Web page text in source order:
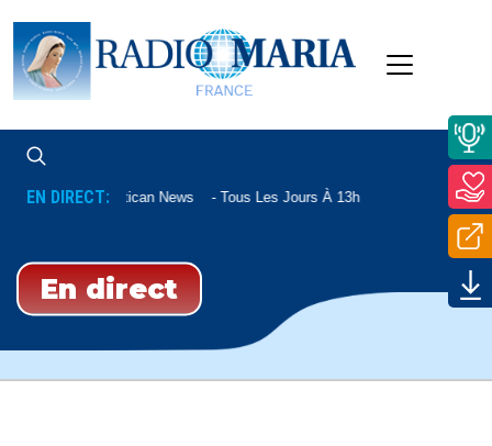
EN DIRECT:Vatican News Tous Les Jours À 13h
En direct